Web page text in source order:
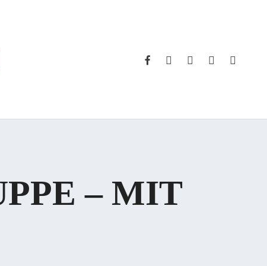
FACEBOOK
INSTAGRAM
WHATSAPP
PHONEEMAIL
– MIT